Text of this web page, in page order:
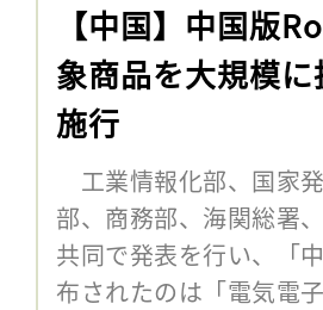
【中国】中国版
象商品を大規模
施行
工業情報化部、国家
部、商務部、海関総署
共同で発表を行い、「
布されたのは「電気電